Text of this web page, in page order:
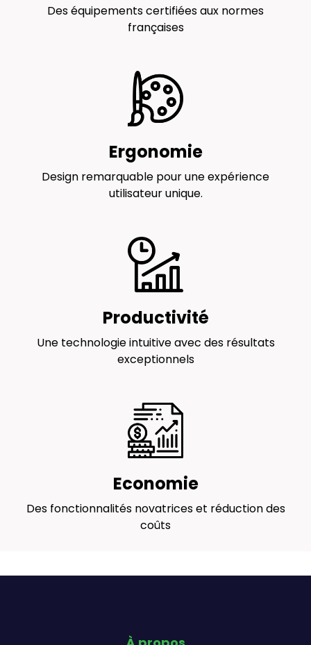
Des équipements certifiées aux normes
françaises
Ergonomie
Design remarquable pour une expérience
utilisateur unique.
Productivité
Une technologie intuitive avec des résultats
exceptionnels
Economie
Des fonctionnalités novatrices et réduction des
coûts